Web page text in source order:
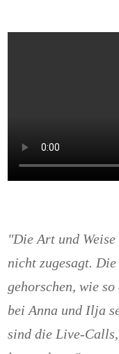
"Die Art und
nicht zugesagt.
gehorschen, wie
bei Anna und Ilja
sind die Live-Calls,